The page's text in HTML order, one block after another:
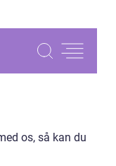
os, så kan du